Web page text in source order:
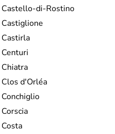
Castello-di-Rostino
Castiglione
Castirla
Centuri
Chiatra
Clos d'Orléa
Conchiglio
Corscia
Costa